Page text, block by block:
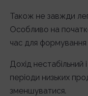
Також не завжди
Особливо на
час для формування
Дохід нестабільний
періоди низьких
зменшуватися.